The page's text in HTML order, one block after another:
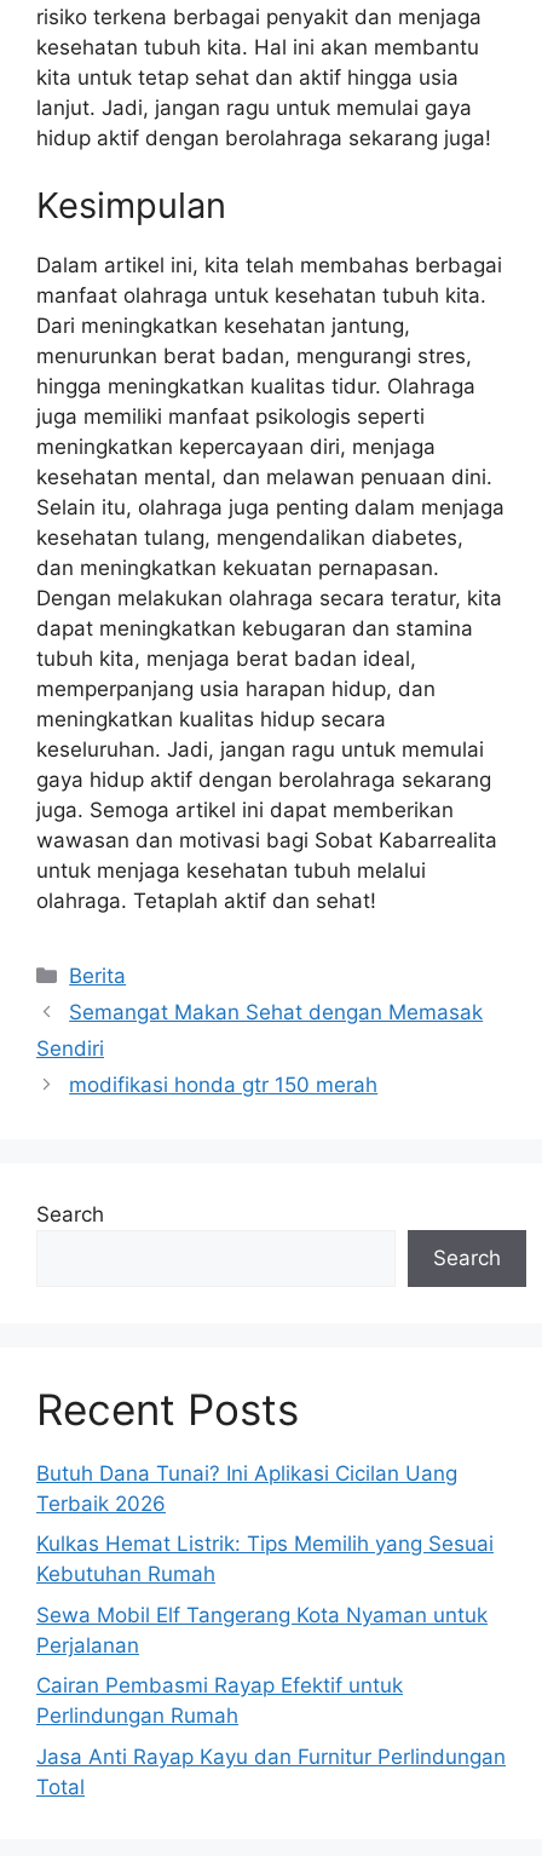
risiko terkena berbagai penyakit dan menjaga
kesehatan tubuh kita. Hal ini akan membantu
kita untuk tetap sehat dan aktif hingga usia
lanjut. Jadi, jangan ragu untuk memulai gaya
hidup aktif dengan berolahraga sekarang juga!
Kesimpulan
Dalam artikel ini, kita telah membahas berbagai
manfaat olahraga untuk kesehatan tubuh kita.
Dari meningkatkan kesehatan jantung,
menurunkan berat badan, mengurangi stres,
hingga meningkatkan kualitas tidur. Olahraga
juga memiliki manfaat psikologis seperti
meningkatkan kepercayaan diri, menjaga
kesehatan mental, dan melawan penuaan dini.
Selain itu, olahraga juga penting dalam menjaga
kesehatan tulang, mengendalikan diabetes,
dan meningkatkan kekuatan pernapasan.
Dengan melakukan olahraga secara teratur, kita
dapat meningkatkan kebugaran dan stamina
tubuh kita, menjaga berat badan ideal,
memperpanjang usia harapan hidup, dan
meningkatkan kualitas hidup secara
keseluruhan. Jadi, jangan ragu untuk memulai
gaya hidup aktif dengan berolahraga sekarang
juga. Semoga artikel ini dapat memberikan
wawasan dan motivasi bagi Sobat Kabarrealita
untuk menjaga kesehatan tubuh melalui
olahraga. Tetaplah aktif dan sehat!
Categories
Berita
Semangat Makan Sehat dengan Memasak
Sendiri
modifikasi honda gtr 150 merah
Search
Search
Recent Posts
Butuh Dana Tunai? Ini Aplikasi Cicilan Uang
Terbaik 2026
Kulkas Hemat Listrik: Tips Memilih yang Sesuai
Kebutuhan Rumah
Sewa Mobil Elf Tangerang Kota Nyaman untuk
Perjalanan
Cairan Pembasmi Rayap Efektif untuk
Perlindungan Rumah
Jasa Anti Rayap Kayu dan Furnitur Perlindungan
Total